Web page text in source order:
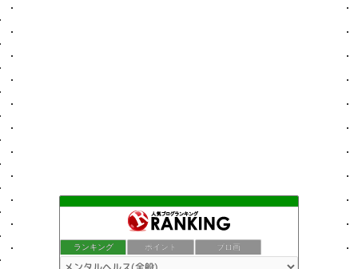
ランキング ポイント ブロ画